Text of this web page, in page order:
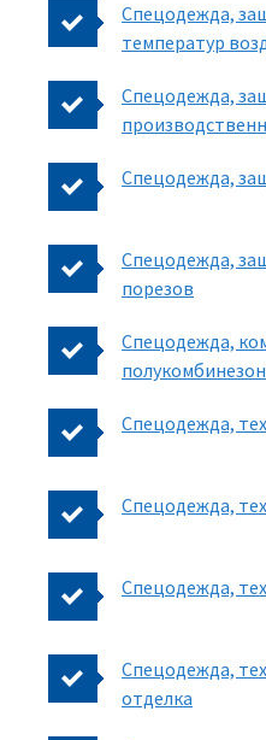
Спецодежда,
температур
Спецодежда,
Спецодежда,
Спецодежда,
порезов
Спецодежда,
полукомбинезон
Спецодежда,
Спецодежда,
Спецодежда,
Спецодежда,
отделка